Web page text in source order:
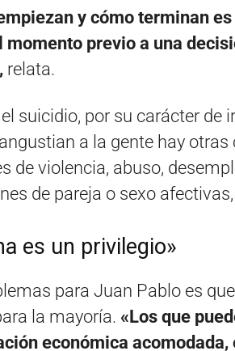
y cómo terminan
momento previo a una
relata.
suicidio, por su carácter de
a la gente hay
de violencia, abuso,
de pareja o sexo
es un privilegio»
para Juan Pablo es
la mayoría. «Los que
económica acomodada,